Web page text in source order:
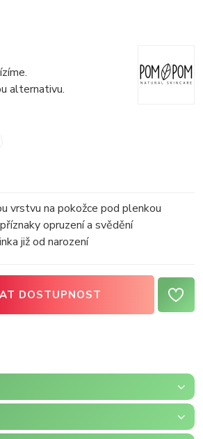
alternativu.
vrstvu na pokožce pod plenkou
opruzení a svědění
již od narození
DOSTUPNOST